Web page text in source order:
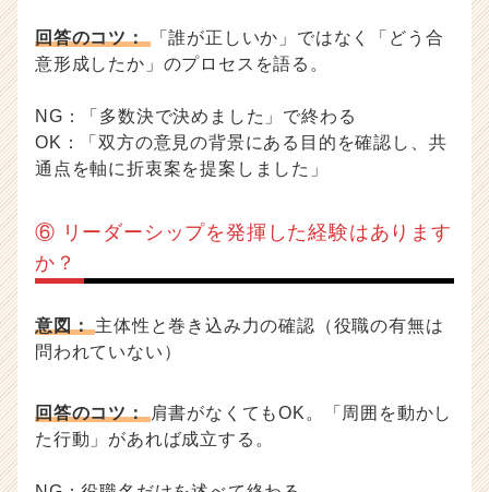
回答のコツ：「誰が正しいか」ではなく「どう合
意形成したか」のプロセスを語る。
NG：「多数決で決めました」で終わる
OK：「双方の意見の背景にある目的を確認し、共
通点を軸に折衷案を提案しました」
⑥ リーダーシップを発揮した経験はあります
か？
意図：主体性と巻き込み力の確認（役職の有無は
問われていない）
回答のコツ：肩書がなくてもOK。「周囲を動かし
た行動」があれば成立する。